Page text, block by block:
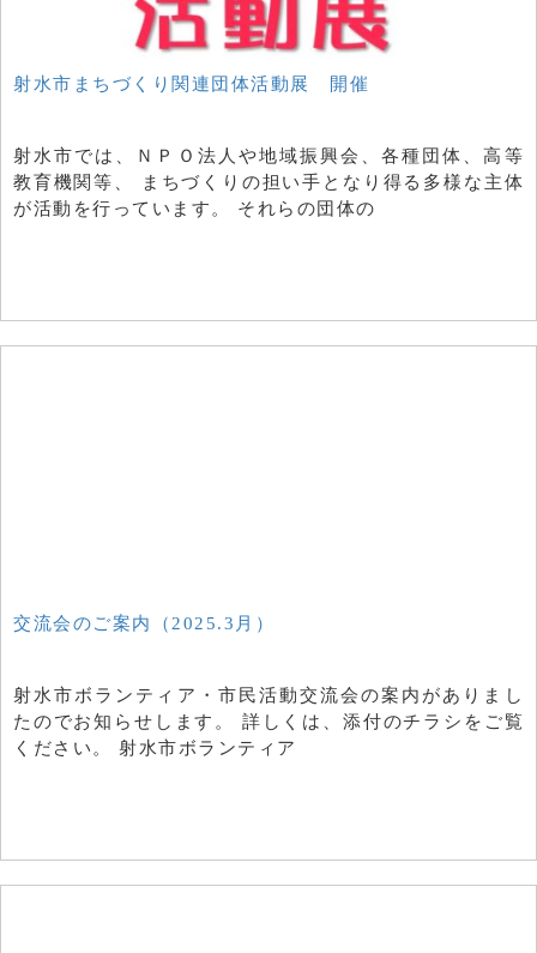
射水市まちづくり関連団体活動展 開催
射水市では、ＮＰＯ法人や地域振興会、各種団体、高等
教育機関等、 まちづくりの担い手となり得る多様な主体
が活動を行っています。 それらの団体の
交流会のご案内（2025.3月）
射水市ボランティア・市民活動交流会の案内がありまし
たのでお知らせします。 詳しくは、添付のチラシをご覧
ください。 射水市ボランティア